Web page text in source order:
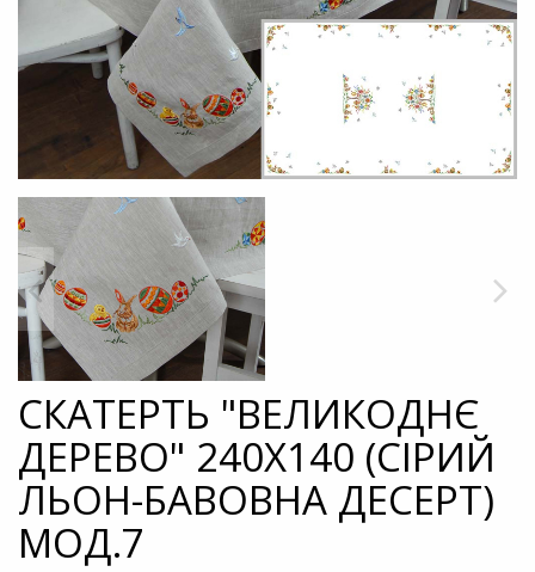
СКАТЕРТЬ "ВЕЛИКОДНЄ
ДЕРЕВО" 240Х140 (СІРИЙ
ЛЬОН-БАВОВНА ДЕСЕРТ)
МОД.7